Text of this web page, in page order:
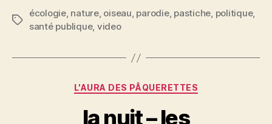
c
e
b
itt
er
ai
l
er
es
t
rt
g
Étiquettes
écologie, nature, oiseau, parodie, pastiche, politique,
santé publique, video
Catégories
L'AURA DES PÂQUERETTES
la nuit – les